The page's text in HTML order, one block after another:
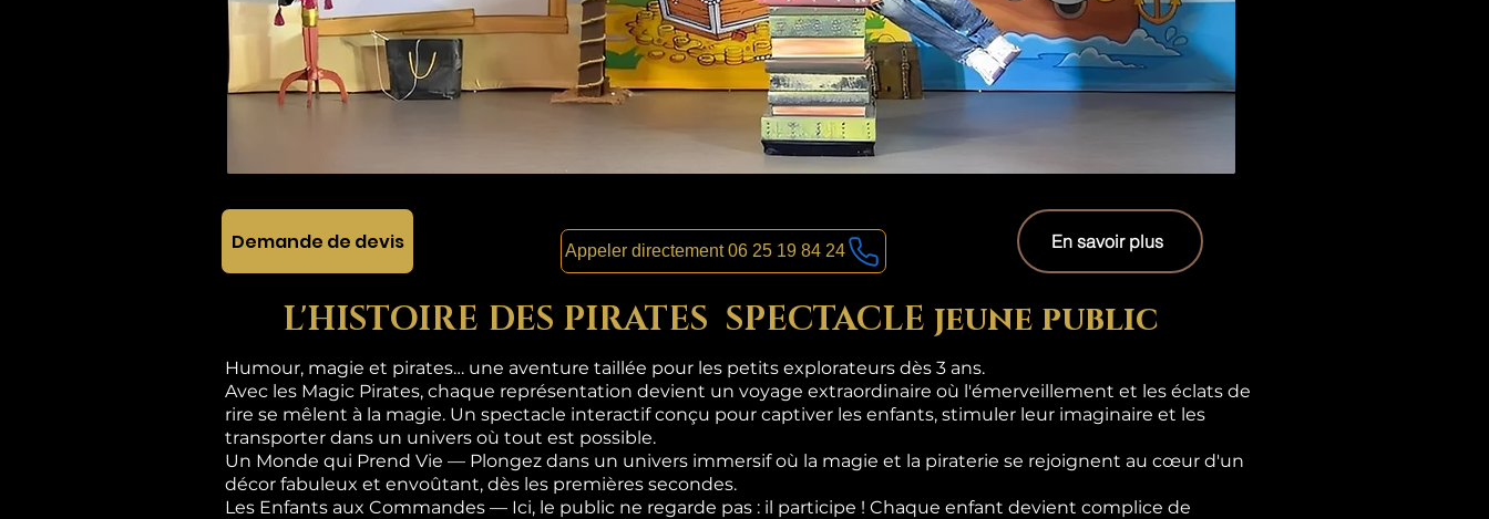
Demande de devis Appeler directement 06 25 19 84 24 En savoir plus
L'HISTOIRE DES PIRATES SPECTACLE jeune public
Humour, magie et pirates… une aventure taillée pour les petits explorateurs dès 3 ans.
Avec les Magic Pirates, chaque représentation devient un voyage extraordinaire où l'émerveillement et les éclats de
rire se mêlent à la magie. Un spectacle interactif conçu pour captiver les enfants, stimuler leur imaginaire et les
transporter dans un univers où tout est possible.
Un Monde qui Prend Vie — Plongez dans un univers immersif où la magie et la piraterie se rejoignent au cœur d'un
décor fabuleux et envoûtant, dès les premières secondes.
Les Enfants aux Commandes — Ici, le public ne regarde pas : il participe ! Chaque enfant devient complice de